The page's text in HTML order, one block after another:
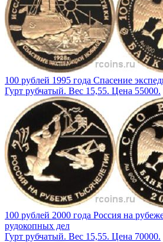
100 рублей 1995 года Спасение
Гурт рубчатый. Вес 15,55. Цена 55000.
100 рублей 2000 года Россия на
рудокопных дел
Гурт рубчатый. Вес 15,55. Цена 70000.